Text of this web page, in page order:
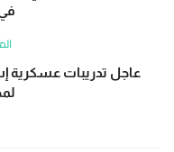
عاجل تدريبات عسكرية